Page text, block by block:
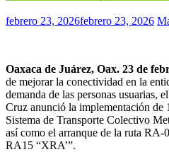
febrero 23, 2026febrero 23, 2026
Oaxaca de Juárez, Oax. 23 de
de mejorar la conectividad en la
demanda de las personas usuarias,
Cruz anunció la implementación de
Sistema de Transporte Colectivo
así como el arranque de la ruta
RA15 “XRA’”.